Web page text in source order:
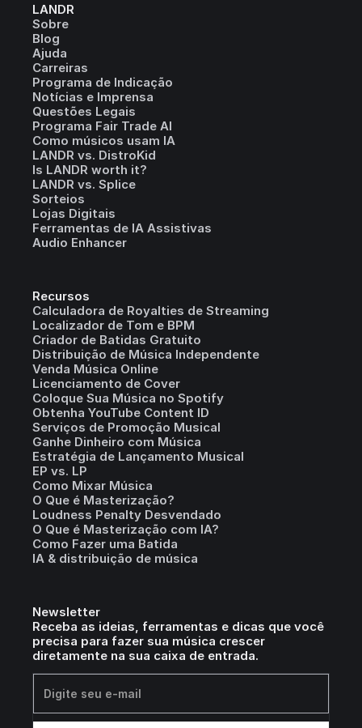
LANDR
Sobre
Blog
Ajuda
Carreiras
Programa de Indicação
Notícias e Imprensa
Questões Legais
Programa Fair Trade AI
Como músicos usam IA
LANDR vs. DistroKid
Is LANDR worth it?
LANDR vs. Splice
Sorteios
Lojas Digitais
Ferramentas de IA Assistivas
Audio Enhancer
Recursos
Calculadora de Royalties de Streaming
Localizador de Tom e BPM
Criador de Batidas Gratuito
Distribuição de Música Independente
Venda Música Online
Licenciamento de Cover
Coloque Sua Música no Spotify
Obtenha YouTube Content ID
Serviços de Promoção Musical
Ganhe Dinheiro com Música
Estratégia de Lançamento Musical
EP vs. LP
Como Mixar Música
O Que é Masterização?
Loudness Penalty Desvendado
O Que é Masterização com IA?
Como Fazer uma Batida
IA & distribuição de música
Newsletter
Receba as ideias, ferramentas e dicas que você
precisa para fazer sua música crescer
diretamente na sua caixa de entrada.